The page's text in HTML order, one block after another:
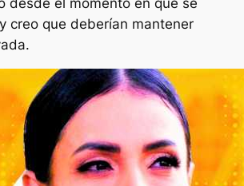
creo que deberían mantener